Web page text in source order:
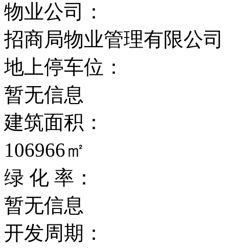
物业公司：
招商局物业管理有限公司
地上停车位：
暂无信息
建筑面积：
106966㎡
绿 化 率：
暂无信息
开发周期：